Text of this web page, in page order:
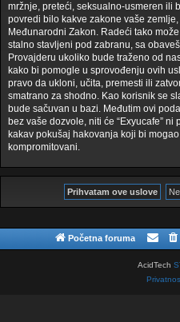
mržnje, preteći, seksualno-usmeren ili
povredi bilo kakve zakone vaše
Međunarodni Zakon. Radeći tako
stalno stavljeni pod zabranu, sa
Provajderu ukoliko bude traženo od
kako bi pomogle u sprovođenju ovih
pravo da ukloni, učita, premesti ili
smatrano za shodno. Kao korisnik se
bude sačuvan u bazi. Međutim ovi
bez vaše dozvole, niti će “Exyucafe”
kakav pokušaj hakovanja koji bi
kompromitovani.
Početna foruma
AcidTech